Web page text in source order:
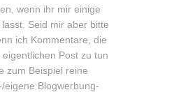
wenn ihr mir einige
Seid mir aber bitte
ich Kommentare, die
Post zu tun
zum Beispiel reine
eigene Blogwerbung-